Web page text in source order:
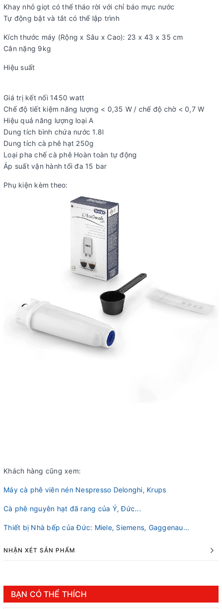
Khay nhỏ giọt có thể tháo rời với chỉ báo mực nước
Tự động bật và tắt có thể lập trình
Kích thước máy (Rộng x Sâu x Cao): 23 x 43 x 35 cm
Cân nặng 9kg
Hiệu suất
Giá trị kết nối 1450 watt
Chế độ tiết kiệm năng lượng < 0,35 W / chế độ chờ < 0,7 W
Hiệu quả năng lượng loại A
Dung tích bình chứa nước 1.8l
Dung tích cà phê hạt 250g
Loại pha chế cà phê Hoàn toàn tự động
Áp suất vận hành tối đa 15 bar
Phụ kiện kèm theo:
Khách hàng cũng xem:
Máy cà phê viên nén Nespresso Delonghi, Krups
Cà phê nguyên hạt đã rang của Ý, Đức...
Thiết bị Nhà bếp của Đức: Miele, Siemens, Gaggenau...
NHẬN XÉT SẢN PHẨM
BẠN CÓ THỂ THÍCH